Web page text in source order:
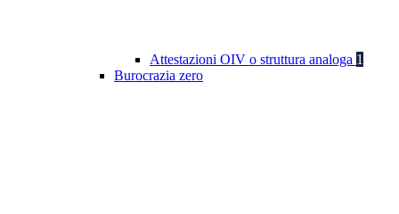
Attestazioni OIV o struttura analoga 1
Burocrazia zero